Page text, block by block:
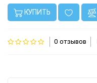
КУПИТЬ
0 отзывов